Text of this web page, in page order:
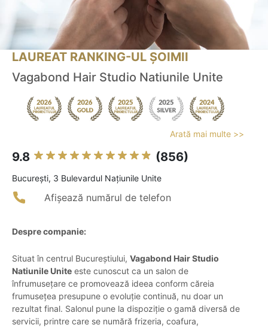
LAUREAT RANKING-UL ȘOIMII
Vagabond Hair Studio Natiunile Unite
Arată mai multe >>
9.8 (856)
Bucureşti, 3 Bulevardul Națiunile Unite
Afișează numărul de telefon
Despre companie:
Situat în centrul Bucureștiului, Vagabond Hair Studio
Natiunile Unite este cunoscut ca un salon de
înfrumusețare ce promovează ideea conform căreia
frumusețea presupune o evoluție continuă, nu doar un
rezultat final. Salonul pune la dispoziție o gamă diversă de
servicii, printre care se numără frizeria, coafura,